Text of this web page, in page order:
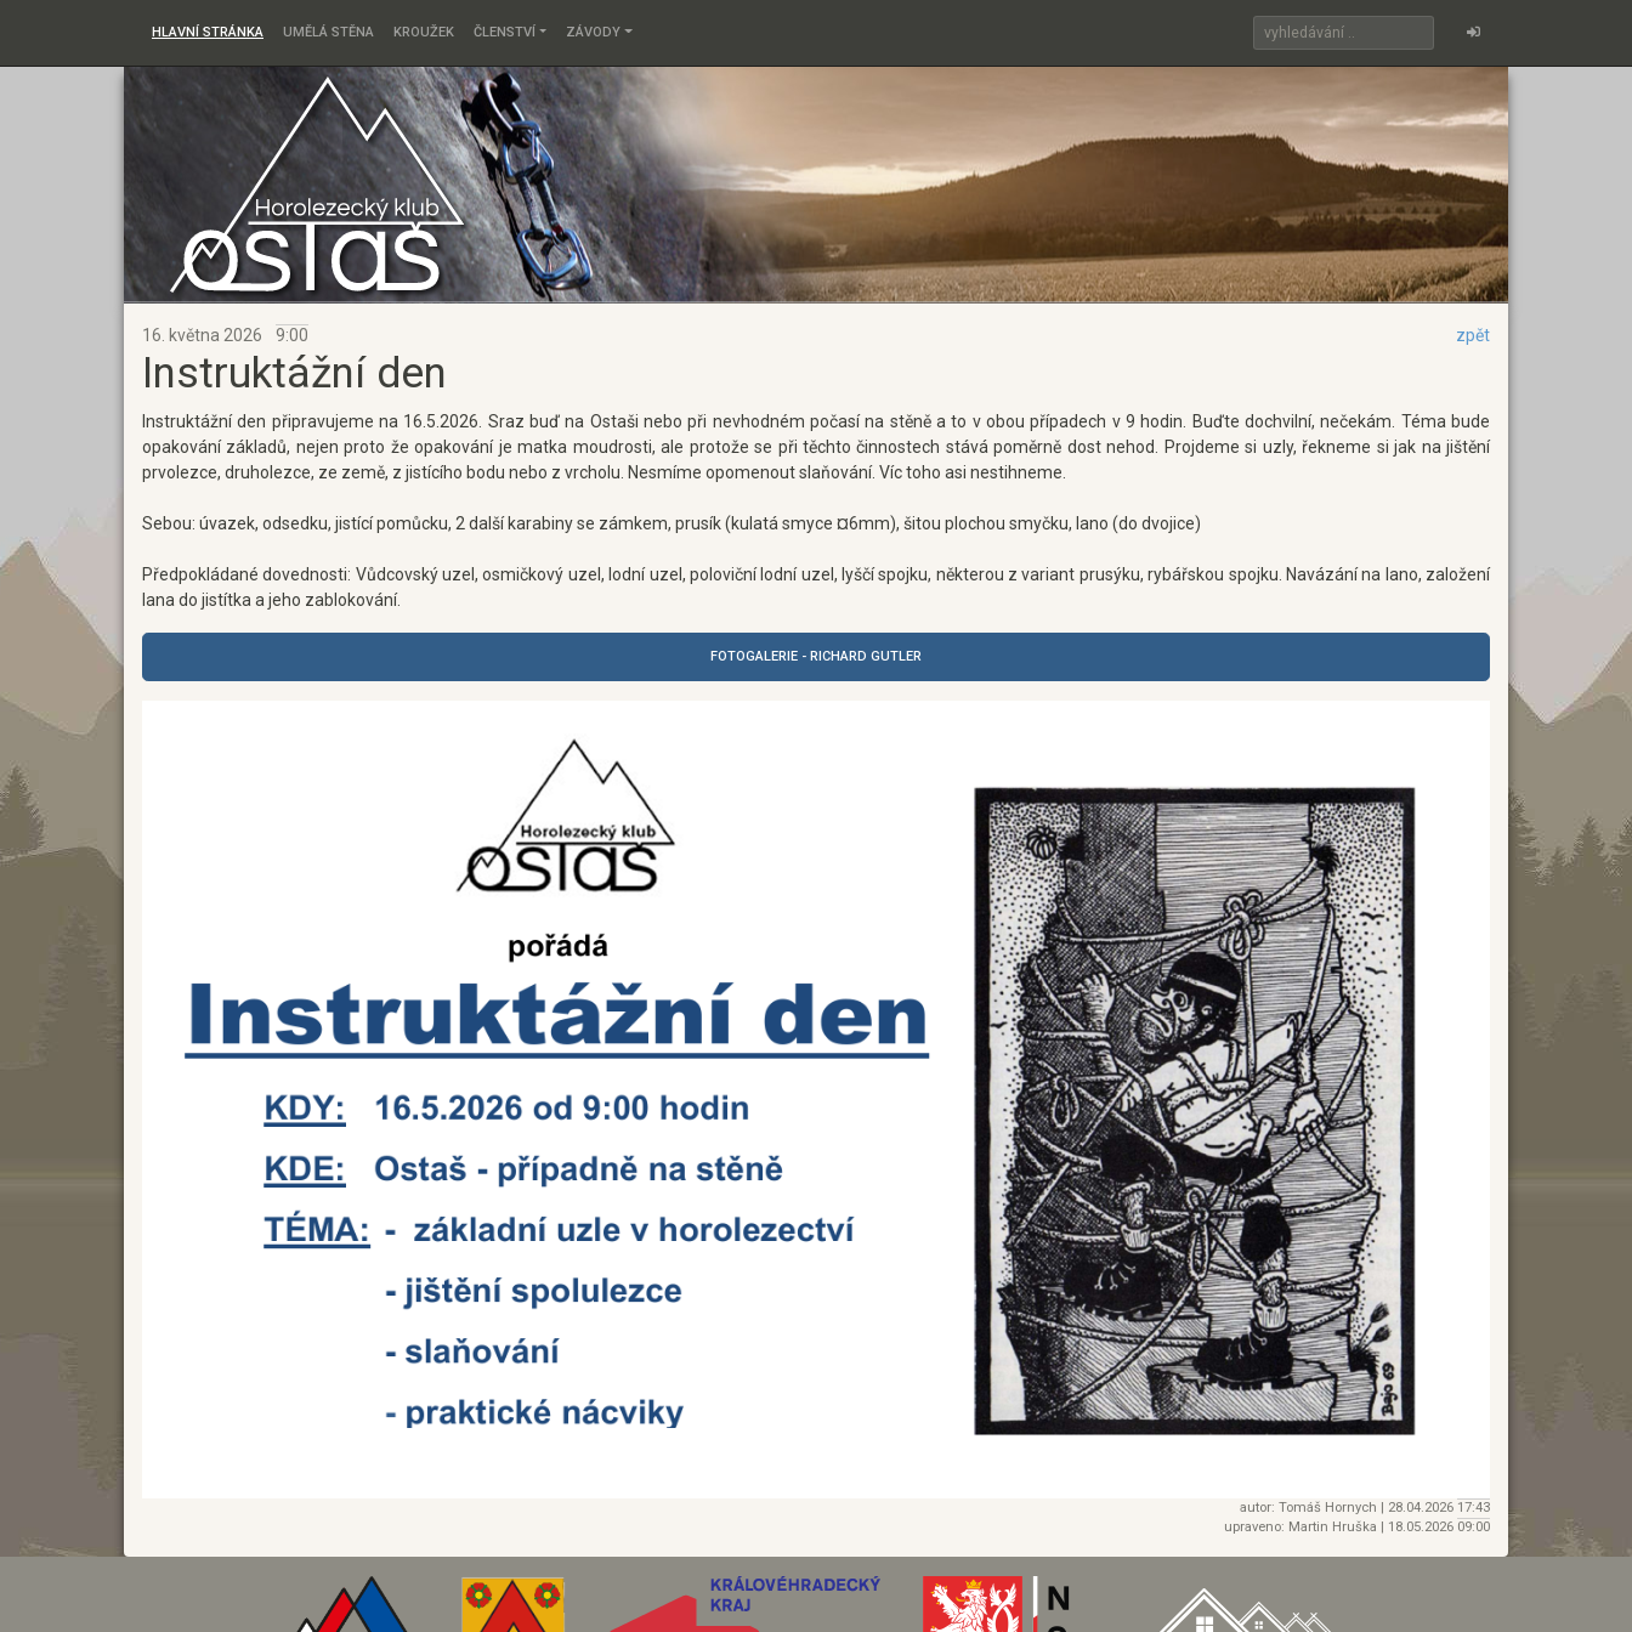
HLAVNÍ STRÁNKA UMĚLÁ STĚNA KROUŽEK ČLENSTVÍ ZÁVODY
16. května 2026 9:00 zpět
Instruktážní den
Instruktážní den připravujeme na 16.5.2026. Sraz buď na Ostaši nebo při nevhodném počasí na stěně a to v obou případech v 9 hodin. Buďte dochvilní, nečekám. Téma bude
opakování základů, nejen proto že opakování je matka moudrosti, ale protože se při těchto činnostech stává poměrně dost nehod. Projdeme si uzly, řekneme si jak na jištění
prvolezce, druholezce, ze země, z jistícího bodu nebo z vrcholu. Nesmíme opomenout slaňování. Víc toho asi nestihneme.
Sebou: úvazek, odsedku, jistící pomůcku, 2 další karabiny se zámkem, prusík (kulatá smyce ¤6mm), šitou plochou smyčku, lano (do dvojice)
Předpokládané dovednosti: Vůdcovský uzel, osmičkový uzel, lodní uzel, poloviční lodní uzel, lyščí spojku, některou z variant prusýku, rybářskou spojku. Navázání na lano, založení
lana do jistítka a jeho zablokování.
FOTOGALERIE - RICHARD GUTLER
autor: Tomáš Hornych | 28.04.2026 17:43
upraveno: Martin Hruška | 18.05.2026 09:00